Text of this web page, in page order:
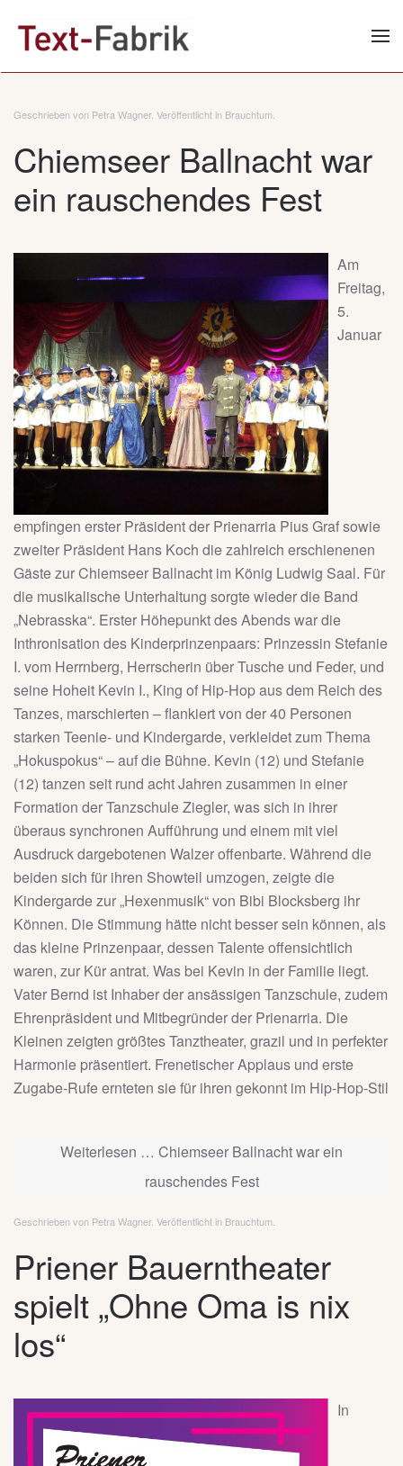
Zum Hauptinhalt springen
Geschrieben von Petra Wagner. Veröffentlicht in Brauchtum
Chiemseer Ballnacht war
ein rauschendes Fest
Am
Freitag,
5.
Januar
empfingen erster Präsident der Prienarria Pius Graf sowie
zweiter Präsident Hans Koch die zahlreich erschienenen
Gäste zur Chiemseer Ballnacht im König Ludwig Saal. Für
die musikalische Unterhaltung sorgte wieder die Band
„Nebrasska“. Erster Höhepunkt des Abends war die
Inthronisation des Kinderprinzenpaars: Prinzessin Stefanie
I. vom Herrnberg, Herrscherin über Tusche und Feder, und
seine Hoheit Kevin I., King of Hip-Hop aus dem Reich des
Tanzes, marschierten – flankiert von der 40 Personen
starken Teenie- und Kindergarde, verkleidet zum Thema
„Hokuspokus“ – auf die Bühne. Kevin (12) und Stefanie
(12) tanzen seit rund acht Jahren zusammen in einer
Formation der Tanzschule Ziegler, was sich in ihrer
überaus synchronen Aufführung und einem mit viel
Ausdruck dargebotenen Walzer offenbarte. Während die
beiden sich für ihren Showteil umzogen, zeigte die
Kindergarde zur „Hexenmusik“ von Bibi Blocksberg ihr
Können. Die Stimmung hätte nicht besser sein können, als
das kleine Prinzenpaar, dessen Talente offensichtlich
waren, zur Kür antrat. Was bei Kevin in der Familie liegt.
Vater Bernd ist Inhaber der ansässigen Tanzschule, zudem
Ehrenpräsident und Mitbegründer der Prienarria. Die
Kleinen zeigten größtes Tanztheater, grazil und in perfekter
Harmonie präsentiert. Frenetischer Applaus und erste
Zugabe-Rufe ernteten sie für ihren gekonnt im Hip-Hop-Stil
Weiterlesen … Chiemseer Ballnacht war ein
rauschendes Fest
Geschrieben von Petra Wagner. Veröffentlicht in Brauchtum.
Priener Bauerntheater
spielt „Ohne Oma is nix
los“
In